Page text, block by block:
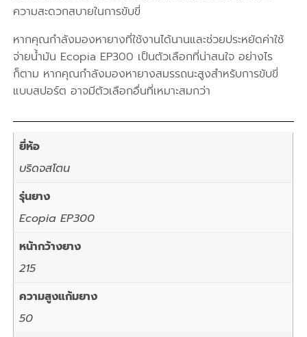
ความสะดวกสบายในการขับขี่
หากคุณกำลังมองหายางที่ใช้งานได้นานและช่วยประหยัดค่าใช้
จ่ายน้ำมัน Ecopia EP300 เป็นตัวเลือกที่น่าสนใจ อย่างไร
ก็ตาม หากคุณกำลังมองหายางสมรรถนะสูงสำหรับการขับขี่
แบบสปอร์ต อาจมีตัวเลือกอื่นที่เหมาะสมกว่า
ยี่ห้อ
บริดจสโตน
รุ่นยาง
Ecopia EP300
หน้ากว้างยาง
215
ความสูงแก้มยาง
50